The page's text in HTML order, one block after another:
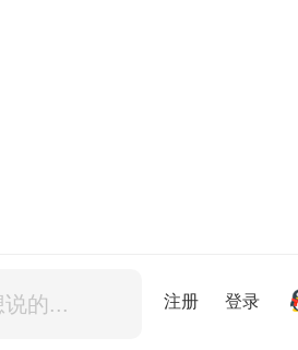
注册 登录